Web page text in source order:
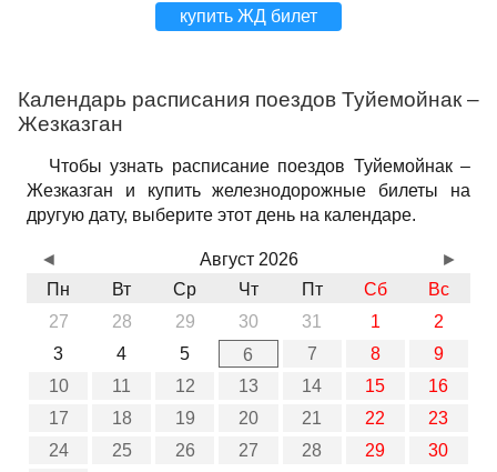
купить ЖД билет
Календарь расписания поездов Туйемойнак –
Жезказган
Чтобы узнать расписание поездов Туйемойнак –
Жезказган и купить железнодорожные билеты на
другую дату, выберите этот день на календаре.
Август 2026
Пн
Вт Ср Чт Пт Сб
Вс
27
28 29 30 31 1
2
3
4 5 6 7 8
9
10
11 12 13 14 15
16
17
18 19 20 21 22
23
24
25 26 27 28 29
30
◄ ►